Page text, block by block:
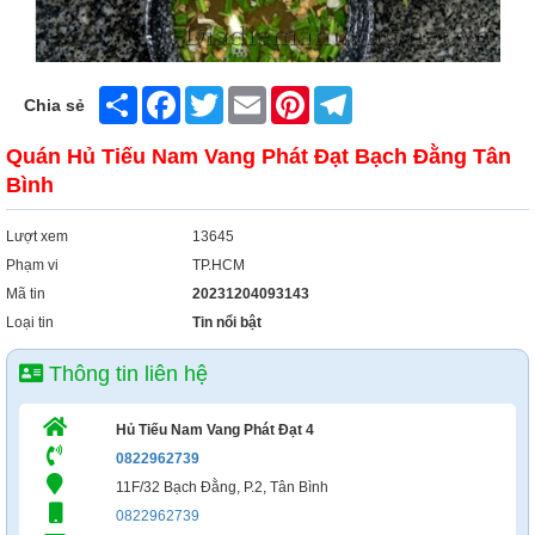
Chia sẻ Share FacebookTwitter Email Pinterest
Quán Hủ Tiếu Nam Vang Phát Đạt Bạch Đằng Tân
Bình
Lượt xem
13645
Phạm vi
TP.HCM
Mã tin
20231204093143
Loại tin
Tin nổi bật
Thông tin liên hệ
Hủ Tiếu Nam Vang Phát Đạt 4
0822962739
11F/32 Bạch Đằng, P.2, Tân Bình
0822962739